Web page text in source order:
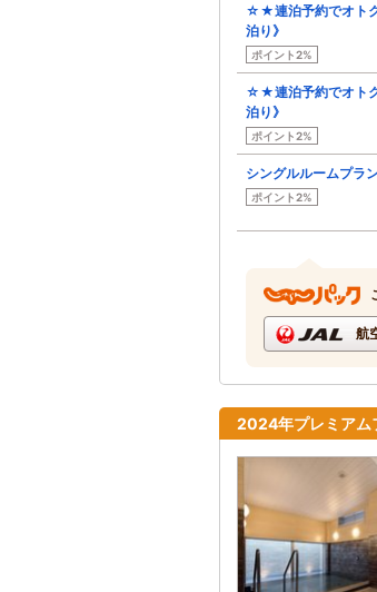
☆★連泊予約でオト
泊り》
ポイント2%
☆★連泊予約でオト
泊り》
ポイント2%
シングルルームプラ
ポイント2%
航
2024年プレミアム